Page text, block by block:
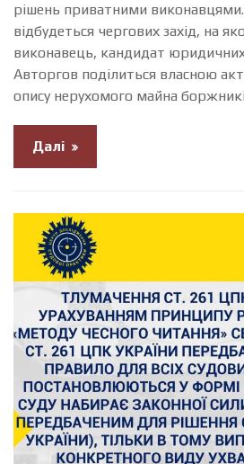
рішень приватними виконавцями.
відбудеться чергових захід, на
виконавець, кандидат
Авторгов поділиться власною
опису нерухомого майна
Далі